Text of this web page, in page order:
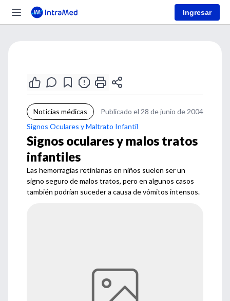
Ingresar
Noticias médicas
Publicado el 28 de junio de 2004
Signos Oculares y Maltrato Infantil
Signos oculares y malos tratos
infantiles
Las hemorragias retinianas en niños suelen ser un
signo seguro de malos tratos, pero en algunos casos
también podrían suceder a causa de vómitos intensos.